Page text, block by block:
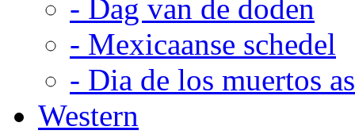
- Dag van de doden
- Mexicaanse schedel
- Dia de los muertos
Western